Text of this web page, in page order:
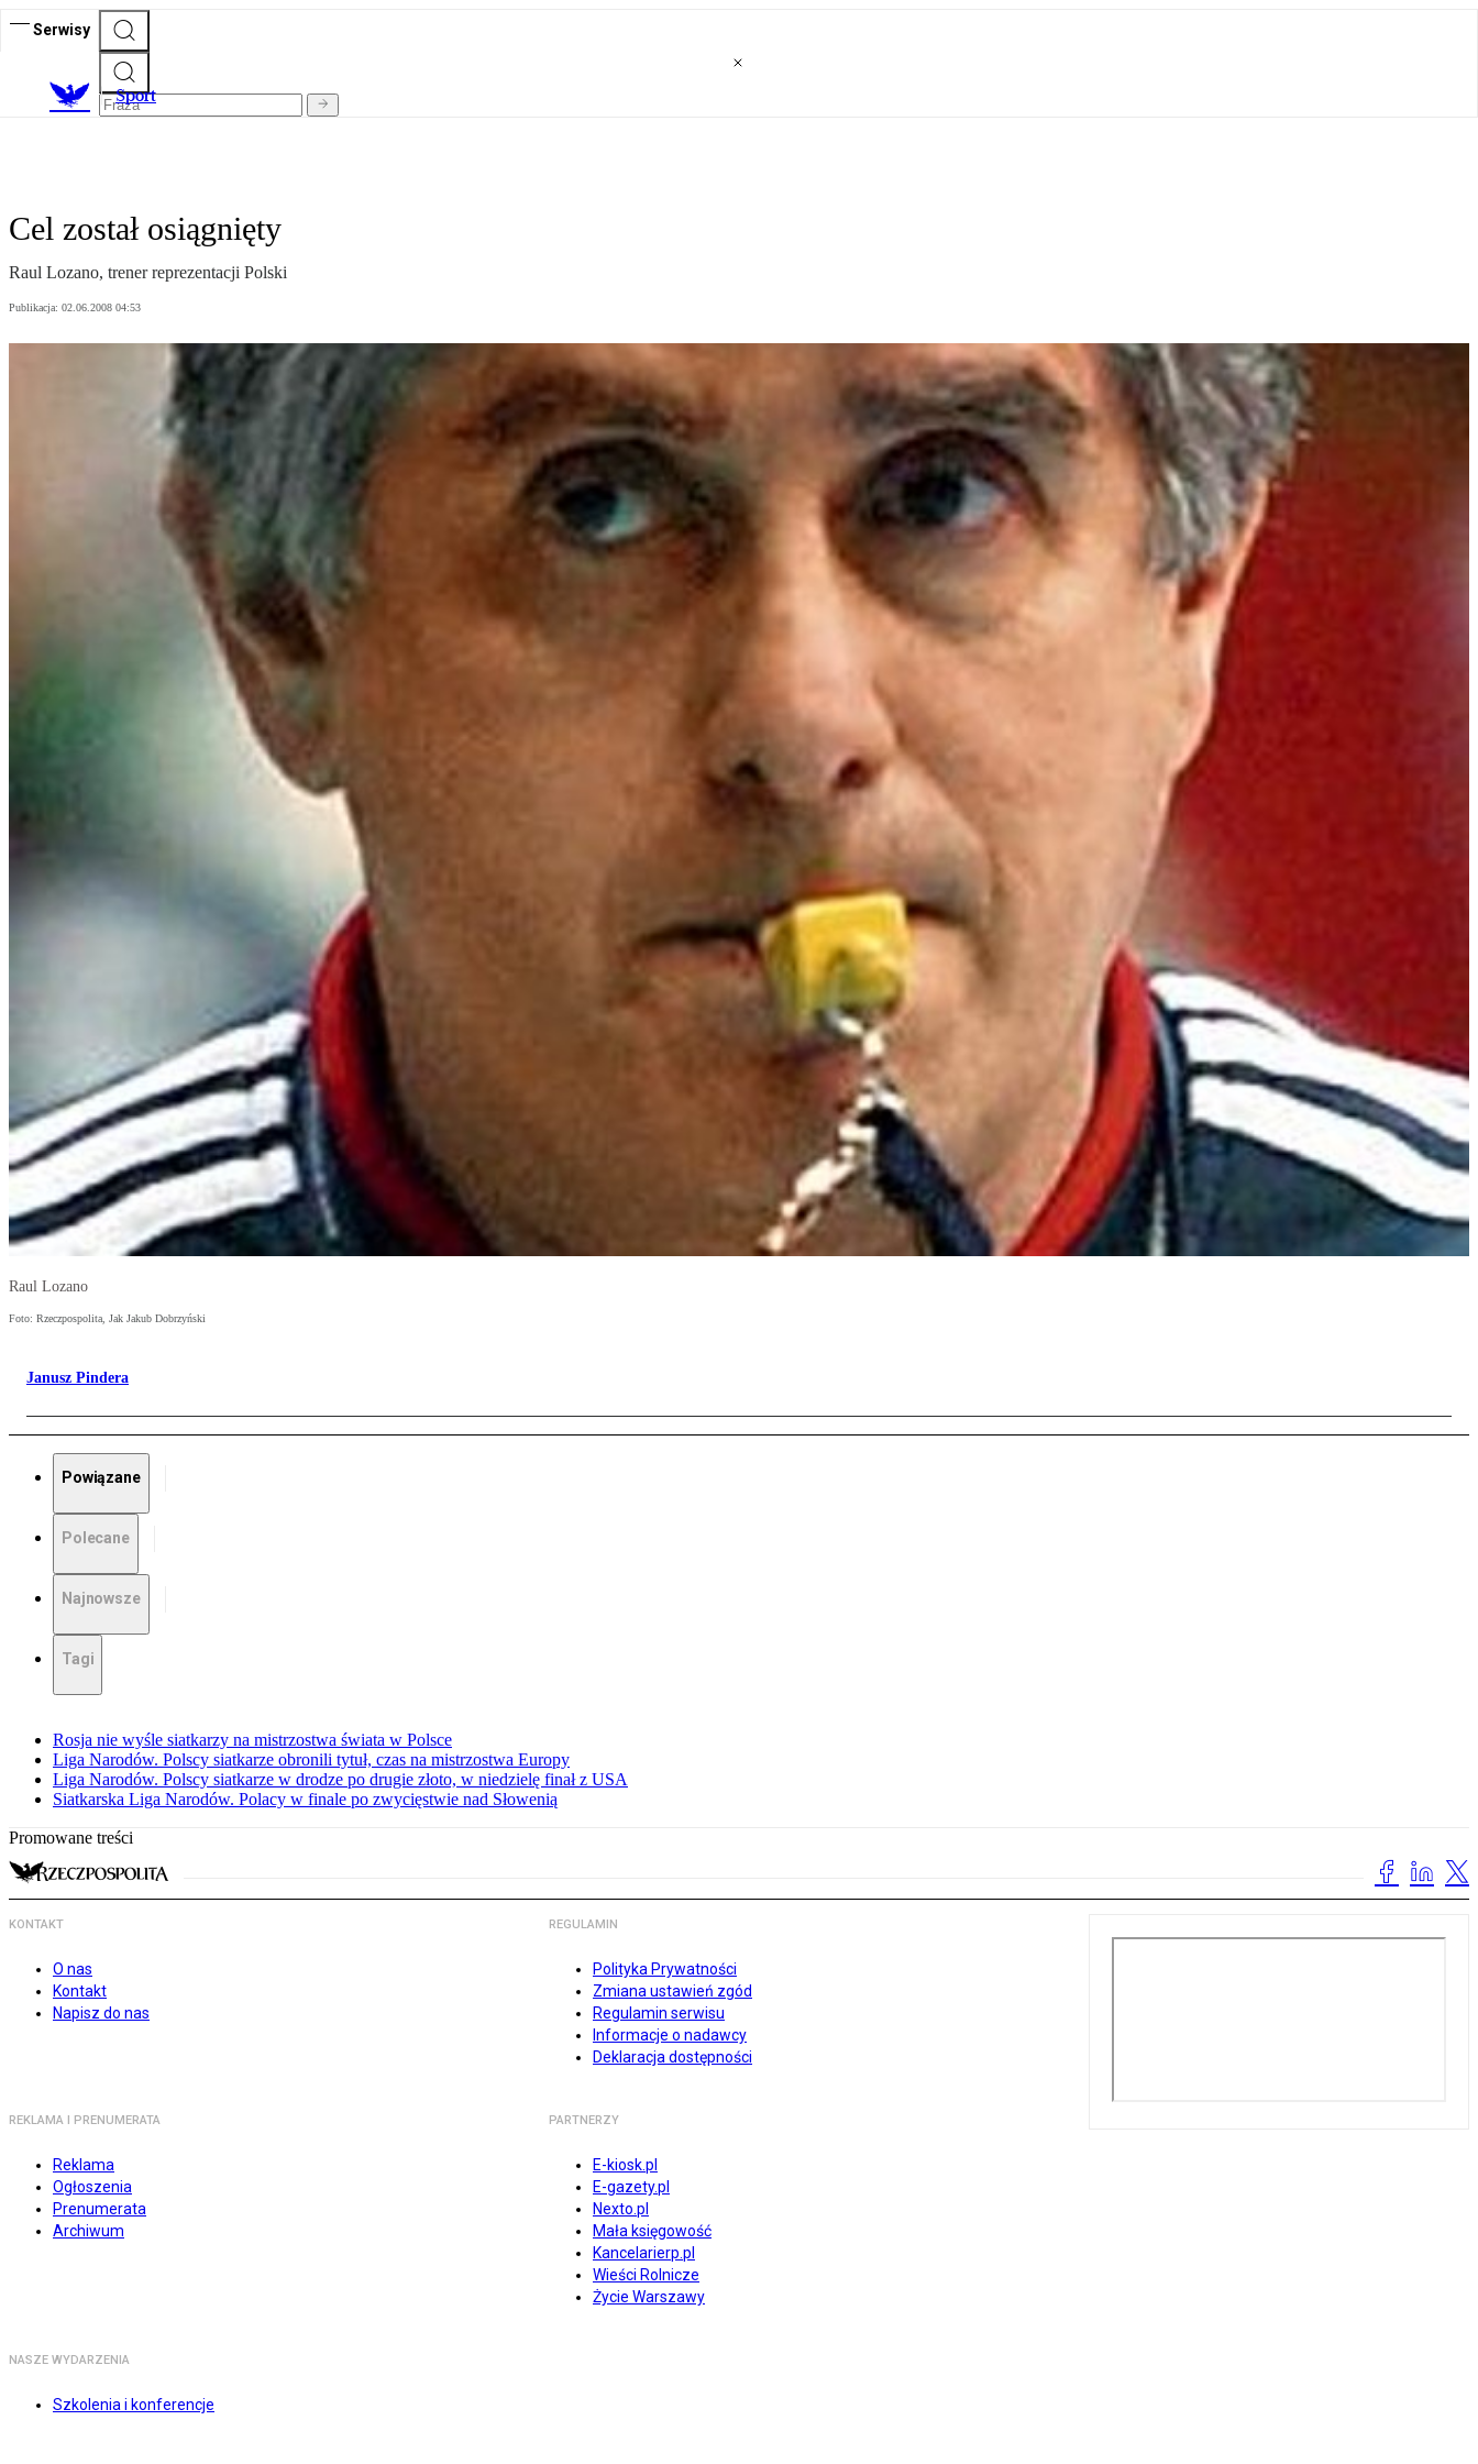
Serwisy
Sport
Cel został osiągnięty
Raul Lozano, trener reprezentacji Polski
Publikacja: 02.06.2008 04:53
Raul Lozano
Foto: Rzeczpospolita, Jak Jakub Dobrzyński
Janusz Pindera
Powiązane
Polecane
Najnowsze
Tagi
Rosja nie wyśle siatkarzy na mistrzostwa świata w Polsce
Liga Narodów. Polscy siatkarze obronili tytuł, czas na mistrzostwa Europy
Liga Narodów. Polscy siatkarze w drodze po drugie złoto, w niedzielę finał z USA
Siatkarska Liga Narodów. Polacy w finale po zwycięstwie nad Słowenią
Promowane treści
KONTAKT
O nas
Kontakt
Napisz do nas
REGULAMIN
Polityka Prywatności
Zmiana ustawień zgód
Regulamin serwisu
Informacje o nadawcy
Deklaracja dostępności
REKLAMA I PRENUMERATA
Reklama
Ogłoszenia
Prenumerata
Archiwum
PARTNERZY
E-kiosk.pl
E-gazety.pl
Nexto.pl
Mała księgowość
Kancelarierp.pl
Wieści Rolnicze
Życie Warszawy
NASZE WYDARZENIA
Szkolenia i konferencje